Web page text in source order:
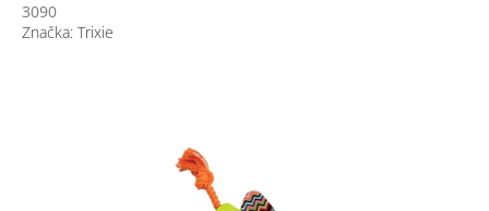
3090
Značka: Trixie